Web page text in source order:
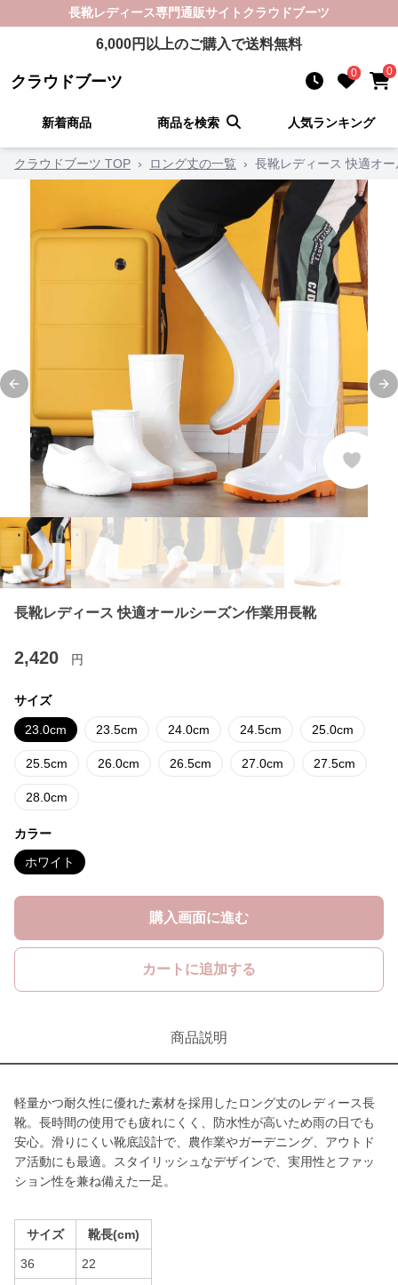
長靴レディース専門通販サイト クラウドブーツ
6,000円以上のご購入で送料無料
クラウドブーツ 0 0
新着商品 商品を検索 人気ランキング
クラウドブーツ TOP › ロング丈の一覧 › 長靴レディース 快適オ
Previous slide
長靴レディース 快適オールシーズン作業用長靴
2,420 円
サイズ
23.0cm 23.5cm 24.0cm 24.5cm 25.0cm
25.5cm 26.0cm 26.5cm 27.0cm 27.5cm
28.0cm
カラー
ホワイト
購入画面に進む
カートに追加する
商品説明
軽量かつ耐久性に優れた素材を採用したロング丈のレディース長
靴。長時間の使用でも疲れにくく、防水性が高いため雨の日でも
安心。滑りにくい靴底設計で、農作業やガーデニング、アウトド
ア活動にも最適。スタイリッシュなデザインで、実用性とファッ
ション性を兼ね備えた一足。
サイズ 靴長(cm)
36 22